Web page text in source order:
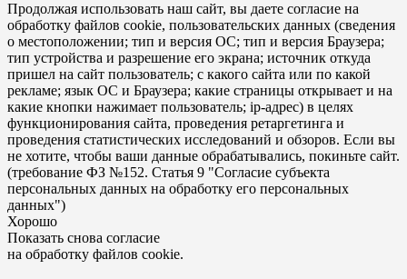
Продолжая использовать наш сайт, вы даете согласие на
обработку файлов cookie, пользовательских данных (сведения
о местоположении; тип и версия ОС; тип и версия Браузера;
тип устройства и разрешение его экрана; источник откуда
пришел на сайт пользователь; с какого сайта или по какой
рекламе; язык ОС и Браузера; какие страницы открывает и на
какие кнопки нажимает пользователь; ip-адрес) в целях
функционирования сайта, проведения ретаргетинга и
проведения статистических исследований и обзоров. Если вы
не хотите, чтобы ваши данные обрабатывались, покиньте сайт.
(требование ФЗ №152. Статья 9 "Согласие субъекта
персональных данных на обработку его персональных
данных")
Хорошо
Показать снова согласие
на обработку файлов cookie.